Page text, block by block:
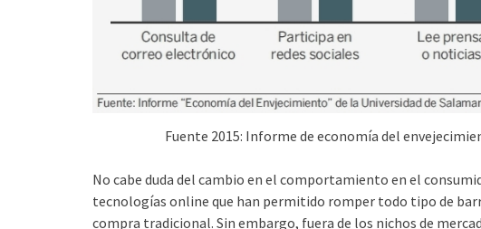
Fuente 2015: Informe de economía del
No cabe duda del cambio en el comportamiento en el
tecnologías online que han permitido romper todo tipo de
compra tradicional. Sin embargo, fuera de los nichos de